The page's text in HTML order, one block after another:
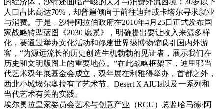
人口占比高达70%，却普遍倾向于前往迪拜或卡塔尔寻求就业
与消费。于是，沙特阿拉伯政府在2016年4月25日正式发布国
家战略转型蓝图《2030 愿景》，明确提出要让收入来源多样
化，要通过举办文化活动和修建世界级博物馆吸引国内外游
客，“为源远流长的历史创造生机勃勃的见证者，展示我们在
历史和文明版图上的重要地位。”在此战略框架下，迪里耶当
代艺术双年展基金会成立，双年展在利雅得举办，首都之外，
西北小城埃尔奥拉有了艺术节、Desert X AlUla以及一系列和
当代艺术有关的实践。
埃尔奥拉皇家委员会艺术与创意产业（RCU）总监哈马德·阿